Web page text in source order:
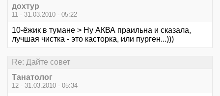
дохтур
11 - 31.03.2010 - 05:22
10-ёжик в тумане > Ну АКВА праильна и сказала,
лучшая чистка - это касторка, или пурген...)))
Re: Дайте совет
Танатолог
12 - 31.03.2010 - 05:34